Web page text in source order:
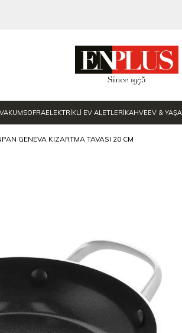
SOFRAELEKTRİKLİ EV ALETLERİKAHVEEV &
GENEVA KIZARTMA TAVASI 20 CM